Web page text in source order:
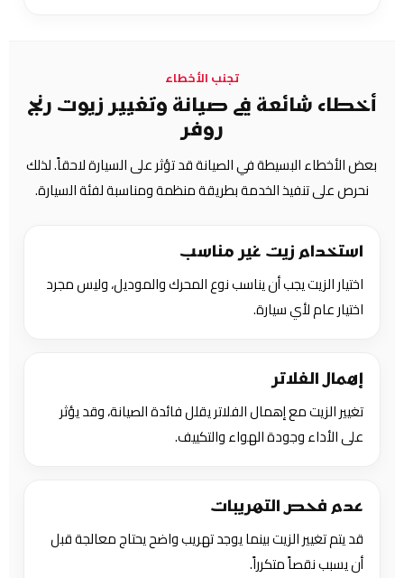
تجنب الأخطاء
أخطاء شائعة في صيانة وتغيير زيوت رنج
روفر
بعض الأخطاء البسيطة في الصيانة قد تؤثر على السيارة لاحقاً. لذلك
نحرص على تنفيذ الخدمة بطريقة منظمة ومناسبة لفئة السيارة.
استخدام زيت غير مناسب
اختيار الزيت يجب أن يناسب نوع المحرك والموديل، وليس مجرد
اختيار عام لأي سيارة.
إهمال الفلاتر
تغيير الزيت مع إهمال الفلاتر يقلل فائدة الصيانة، وقد يؤثر
على الأداء وجودة الهواء والتكييف.
عدم فحص التهريبات
قد يتم تغيير الزيت بينما يوجد تهريب واضح يحتاج معالجة قبل
أن يسبب نقصاً متكرراً.